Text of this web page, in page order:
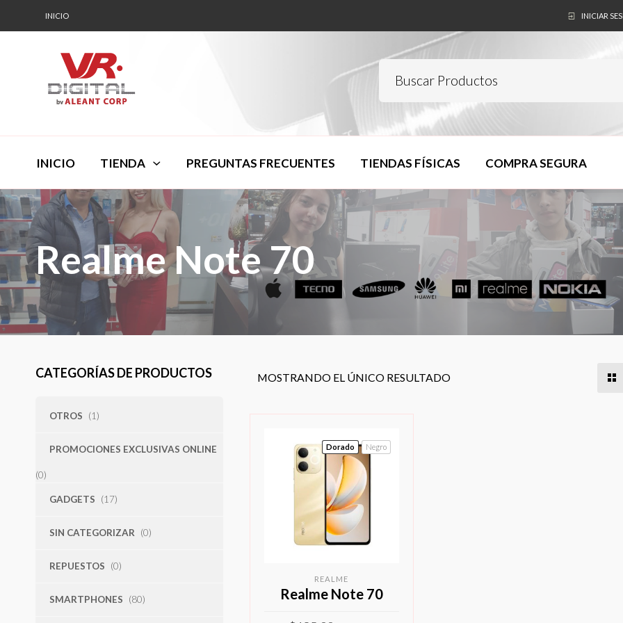
INICIO INICIAR
INICIO TIENDA PREGUNTAS FRECUENTES TIENDAS FÍSICAS COMPRA SEGURA
Realme Note 70
CATEGORÍAS DE PRODUCTOS
OTROS (1)
PROMOCIONES EXCLUSIVAS ONLINE
(0)
GADGETS (17)
SIN CATEGORIZAR (0)
REPUESTOS (0)
SMARTPHONES (80)
MOSTRANDO EL ÚNICO RESULTADO
Dorado Negro
REALME
Realme Note 70